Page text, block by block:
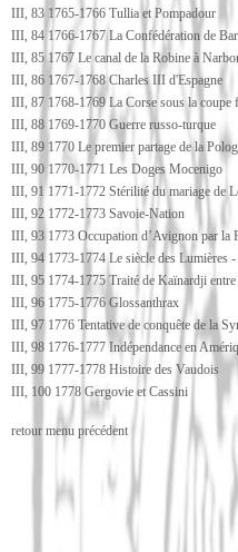
III, 83 1765-1766 Tullia et Pompadour
III, 84 1766-1767 La Confédération de Bar
III, 85 1767 Le canal de la Robine à
III, 86 1767-1768 Charles III d'Espagne
III, 87 1768-1769 La Corse sous la coupe
III, 88 1769-1770 Guerre russo-turque
III, 89 1770 Le premier partage de la
III, 90 1770-1771 Les Doges Mocenigo
III, 91 1771-1772 Stérilité du mariage de
III, 92 1772-1773 Savoie-Nation
III, 93 1773 Occupation d’Avignon par la
III, 94 1773-1774 Le siècle des Lumières
III, 95 1774-1775 Traité de Kaïnardji
III, 96 1775-1776 Glossanthrax
III, 97 1776 Tentative de conquête de la
III, 98 1776-1777 Indépendance en
III, 99 1777-1778 Histoire des Vaudois
III, 100 1778 Gergovie et Cassini
retour menu précédent